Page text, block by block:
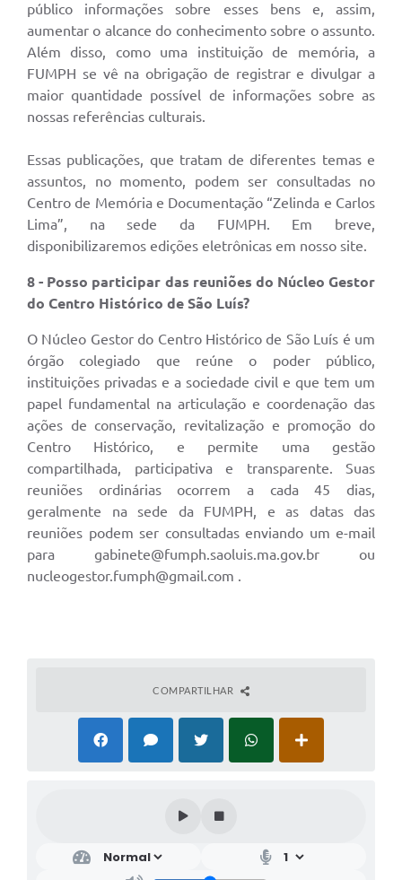
público informações sobre esses bens e, assim,
aumentar o alcance do conhecimento sobre o assunto.
Além disso, como uma instituição de memória, a
FUMPH se vê na obrigação de registrar e divulgar a
maior quantidade possível de informações sobre as
nossas referências culturais.
Essas publicações, que tratam de diferentes temas e
assuntos, no momento, podem ser consultadas no
Centro de Memória e Documentação “Zelinda e Carlos
Lima”, na sede da FUMPH. Em breve,
disponibilizaremos edições eletrônicas em nosso site.
8 - Posso participar das reuniões do Núcleo Gestor
do Centro Histórico de São Luís?
O Núcleo Gestor do Centro Histórico de São Luís é um
órgão colegiado que reúne o poder público,
instituições privadas e a sociedade civil e que tem um
papel fundamental na articulação e coordenação das
ações de conservação, revitalização e promoção do
Centro Histórico, e permite uma gestão
compartilhada, participativa e transparente. Suas
reuniões ordinárias ocorrem a cada 45 dias,
geralmente na sede da FUMPH, e as datas das
reuniões podem ser consultadas enviando um e-mail
para gabinete@fumph.saoluis.ma.gov.br ou
nucleogestor.fumph@gmail.com .
COMPARTILHAR